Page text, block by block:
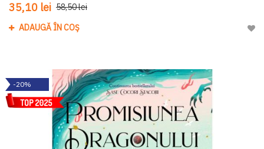
35,10 lei 58,50 lei
ADAUGĂ ÎN COȘ
-20%